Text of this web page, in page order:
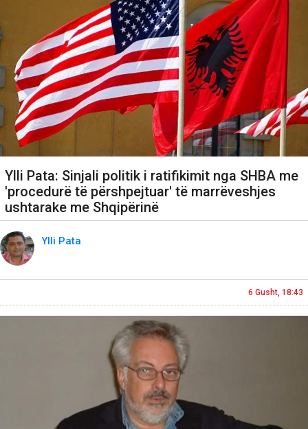
Ylli Pata: Sinjali politik i ratifikimit nga SHBA me
'procedurë të përshpejtuar' të marrëveshjes
ushtarake me Shqipërinë
Ylli Pata
6 Gusht, 18:43